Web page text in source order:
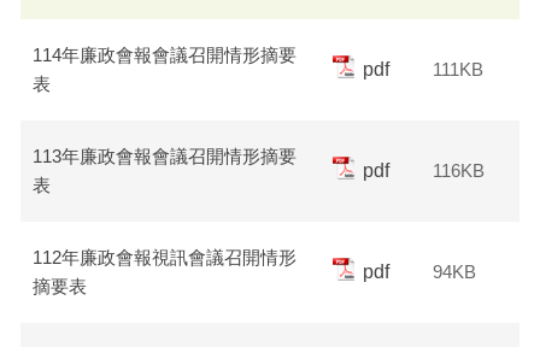
114年廉政會報會議召開情形摘要
表
pdf 111KB
113年廉政會報會議召開情形摘要
表
pdf 116KB
112年廉政會報視訊會議召開情形
摘要表
pdf 94KB